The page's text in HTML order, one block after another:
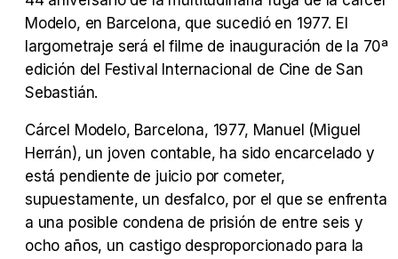
Tráiler Oficial en VOSE 'The Audacity'
Modelo, en Barcelona, que sucedió en 1977. El
largometraje será el filme de inauguración de la 70ª
edición del Festival Internacional de Cine de San
Sebastián.
Cárcel Modelo, Barcelona, 1977, Manuel (Miguel
Herrán), un joven contable, ha sido encarcelado y
está pendiente de juicio por cometer,
supuestamente, un desfalco, por el que se enfrenta
a una posible condena de prisión de entre seis y
ocho años, un castigo desproporcionado para la